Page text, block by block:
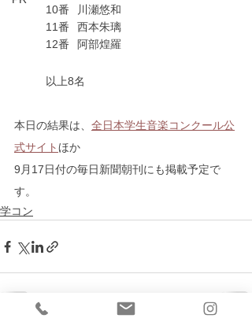
	10番	川瀬悠和
	11番	西本朱璃
	12番	阿部煌羅
以上8名
本日の結果は、 全日本学生音楽コンクール公
式サイトほか
9月17日付の毎日新聞朝刊にも掲載予定で
す。
学コン